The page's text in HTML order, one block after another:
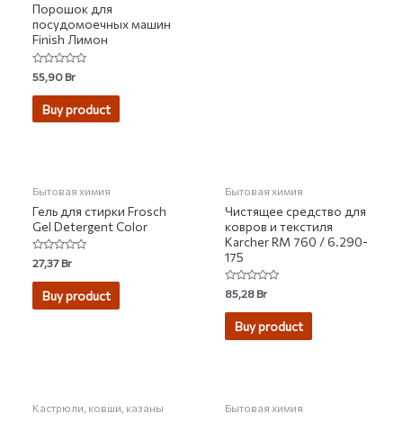
Порошок для
посудомоечных машин
Finish Лимон
Rated
0
out
55,90Br
Buy product
Бытовая химия
Гель для стирки Frosch
Gel Detergent Color
Rated
0
out
27,37Br
Buy product
Бытовая химия
Чистящее средство для
ковров и текстиля
Karcher RM 760 / 6.290-
175
Rated
0
out
85,28Br
Buy product
Кастрюли, ковши, казаны Бытовая химия